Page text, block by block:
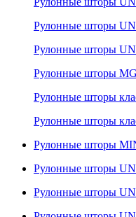
Рулонные шторы
Рулонные шторы
Рулонные шторы MG
Рулонные шторы
Рулонные шторы
Рулонные шторы
Рулонные шторы
Рулонные шторы